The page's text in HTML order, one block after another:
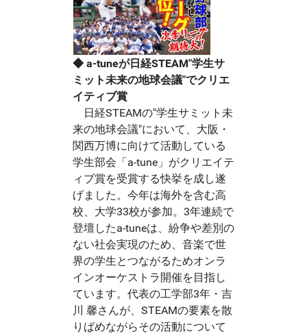
◆ a-tuneが日経STEAM"学生サ
ミット未来の地球会議"でクリエ
イティブ賞
日経STEAMの"学生サミット未
来の地球会議"において、大阪・
関西万博に向けて活動している
学生部会「a-tune」がクリエイテ
ィブ賞を受賞する快挙を成し遂
げました。今年は海外を含む高
校、大学33校が参加。3年連続で
登壇したa-tuneは、紛争や差別の
ない社会実現のため、音楽で世
界の学生とつながるためオンラ
インオーケストラ開催を目指し
ています。代表の工学部3年・吉
川 馨さんが、STEAMの要素を散
りばめながらその活動について